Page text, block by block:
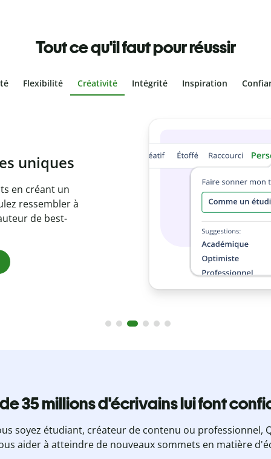
Tout ce qu'il faut pour réussir
Flexibilité Créativité Intégrité Inspiration
grâce au
en
35 millions d'écrivains lui font
soyez étudiant, créateur de contenu ou professionnel,
aider à atteindre de nouveaux sommets en matière